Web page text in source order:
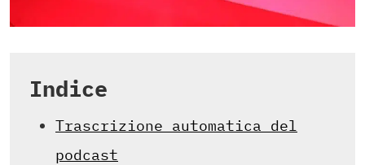
Indice
Trascrizione automatica del
podcast